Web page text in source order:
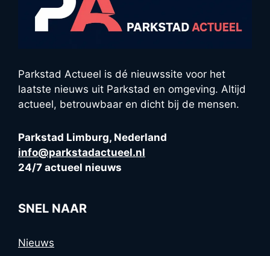
Parkstad Actueel is dé nieuwssite voor het
laatste nieuws uit Parkstad en omgeving. Altijd
actueel, betrouwbaar en dicht bij de mensen.
Parkstad Limburg, Nederland
info@parkstadactueel.nl
24/7 actueel nieuws
SNEL NAAR
Nieuws